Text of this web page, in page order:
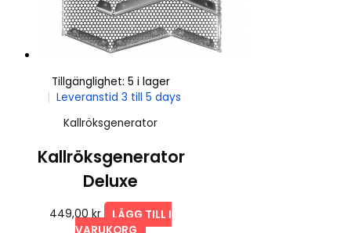
Tillgänglighet: 5 i lager
| Leveranstid 3 till 5 days
Kallröksgenerator
Kallröksgenerator
Deluxe
449,00kr
LÄGG TILL I
VARUKORG